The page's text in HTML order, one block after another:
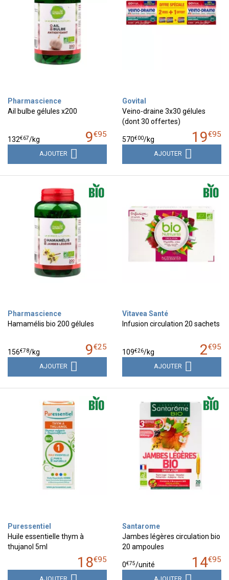
Pharmascience
Ail bulbe gélules x200
9€95
132€67/kg
AJOUTER
Govital
Veino-draine 3x30 gélules
(dont 30 offertes)
19€95
570€00/kg
AJOUTER
Pharmascience
Hamamélis bio 200 gélules
9€25
156€78/kg
AJOUTER
Vitavea Santé
Infusion circulation 20 sachets
2€95
109€26/kg
AJOUTER
Puressentiel
Huile essentielle thym à
thujanol 5ml
18€95
Santarome
Jambes légères circulation bio
20 ampoules
14€95
0€75/unité